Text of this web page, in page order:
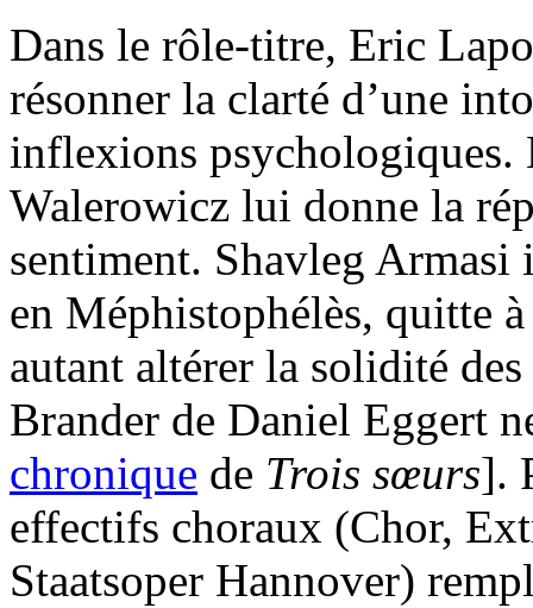
Dans le rôle-titre, Eric
résonner la clarté d’une
inflexions
Walerowicz lui donne la
sentiment. Shavleg Armasi
en Méphistophélès, quitte
autant altérer la solidité
Brander de Daniel Eggert
chronique de Trois sœurs].
effectifs choraux (Chor,
Staatsoper Hannover)